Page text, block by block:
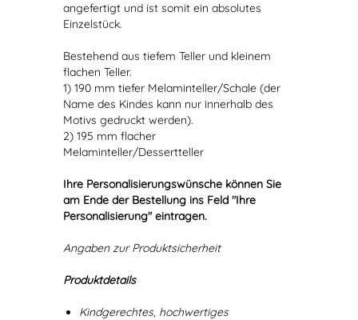
angefertigt und ist somit ein absolutes
Einzelstück.
Bestehend aus tiefem Teller und kleinem
flachen Teller.
1) 190 mm tiefer Melaminteller/Schale (der
Name des Kindes kann nur innerhalb des
Motivs gedruckt werden).
2) 195 mm flacher
Melaminteller/Dessertteller
Ihre Personalisierungswünsche können Sie
am Ende der Bestellung ins Feld "Ihre
Personalisierung" eintragen.
Angaben zur Produktsicherheit
Produktdetails
Kindgerechtes, hochwertiges